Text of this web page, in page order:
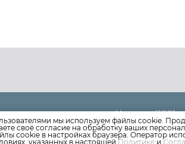
35-35-31
Новости ЖКХ
Новости
Как оплатить
мы используем файлы cookie.
своё согласие на обработку ваших
cookie в настройках браузера. Оператор
указанных в настоящей Политике и